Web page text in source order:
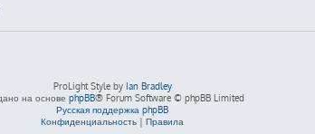
ProLight Style by Ian Bradley
на основе phpBB® Forum Software © phpBB Limited
Русская поддержка phpBB
Конфиденциальность | Правила